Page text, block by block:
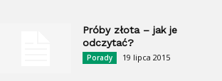
Próby złota – jak je
odczytać?
Porady 19 lipca 2015